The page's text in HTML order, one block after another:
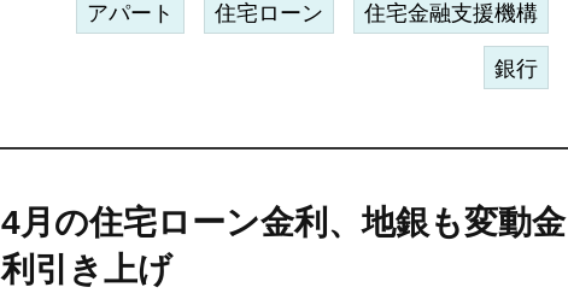
アパート 住宅ローン 住宅金融支援機構
銀行
4月の住宅ローン金利、地銀も変動金
利引き上げ